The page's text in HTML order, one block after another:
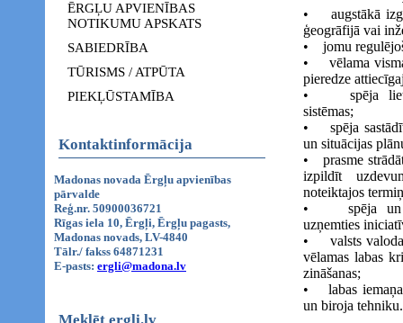
ĒRGĻU APVIENĪBAS
NOTIKUMU APSKATS
SABIEDRĪBA
TŪRISMS / ATPŪTA
PIEKĻŪSTAMĪBA
Kontaktinformācija
Madonas novada Ērgļu apvienības
pārvalde
Reģ.nr. 50900036721
Rīgas iela 10, Ērgļi, Ērgļu pagasts,
Madonas novads, LV-4840
Tālr./ fakss 64871231
E-pasts: ergli@madona.lv
• augstākā
ģeogrāfijā vai
• jomu
• vēlama
pieredze
• spēja lietot
sistēmas;
• spēja
un situācijas
• prasme
izpildīt
noteiktajos
• spēja un
uzņemties
• valsts
vēlamas labas
zināšanas;
• labas
un biroja tehniku.